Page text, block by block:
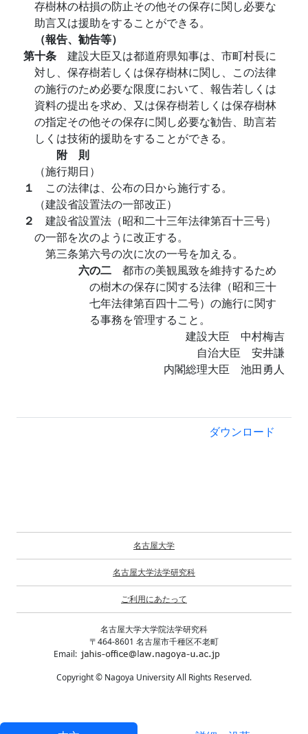
存樹林の枯損の防止その他その保存に関し必要な
助言又は援助をすることができる。
（報告、勧告等）
第十条 建設大臣又は都道府県知事は、市町村長に
対し、保存樹若しくは保存樹林に関し、この法律
の施行のため必要な限度において、報告若しくは
資料の提出を求め、又は保存樹若しくは保存樹林
の指定その他その保存に関し必要な勧告、助言若
しくは技術的援助をすることができる。
附 則
（施行期日）
１ この法律は、公布の日から施行する。
（建設省設置法の一部改正）
２ 建設省設置法（昭和二十三年法律第百十三号）
の一部を次のように改正する。
第三条第六号の次に次の一号を加える。
六の二 都市の美観風致を維持するため
の樹木の保存に関する法律（昭和三十
七年法律第百四十二号）の施行に関す
る事務を管理すること。
建設大臣 中村梅吉
自治大臣 安井謙
内閣総理大臣 池田勇人
ダウンロード
名古屋大学
名古屋大学法学研究科
ご利用にあたって
名古屋大学大学院法学研究科
〒464-8601 名古屋市千種区不老町
Email:
Copyright © Nagoya University All Rights Reserved.